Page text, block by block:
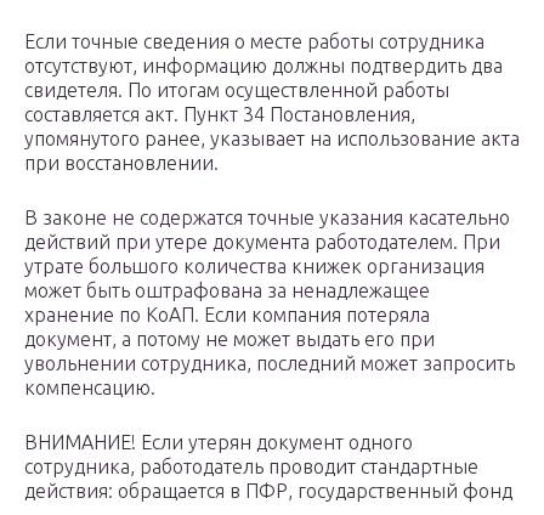
Если точные сведения о месте работы сотрудника
отсутствуют, информацию должны подтвердить два
свидетеля. По итогам осуществленной работы
составляется акт. Пункт 34 Постановления,
упомянутого ранее, указывает на использование акта
при восстановлении.
В законе не содержатся точные указания касательно
действий при утере документа работодателем. При
утрате большого количества книжек организация
может быть оштрафована за ненадлежащее
хранение по КоАП. Если компания потеряла
документ, а потому не может выдать его при
увольнении сотрудника, последний может запросить
компенсацию.
ВНИМАНИЕ! Если утерян документ одного
сотрудника, работодатель проводит стандартные
действия: обращается в ПФР, государственный фонд